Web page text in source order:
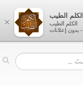
×
الطيب
الكلم الطيب
بدون إعلانات